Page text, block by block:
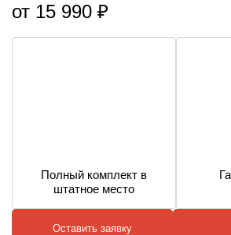
от 15 990 ₽
Полный комплект в
штатное место
Оставить заявку